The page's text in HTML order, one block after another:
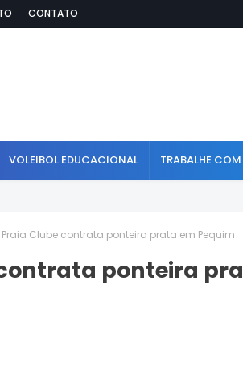
CONTATO
VOLEIBOL EDUCACIONAL TRABALHE
Praia Clube contrata ponteira prata em Pequim
ponteira